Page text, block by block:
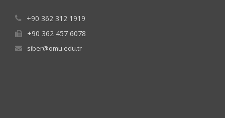
+90 362 312 1919
+90 362 457 6078
siber@omu.edu.tr